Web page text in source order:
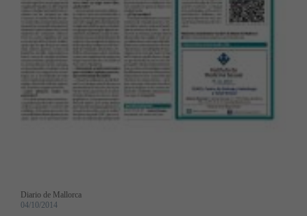
Diario de Mallorca
04/10/2014